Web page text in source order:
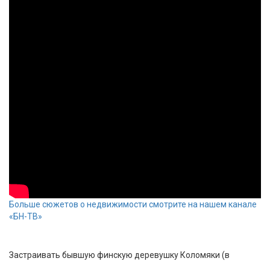
Больше сюжетов о недвижимости смотрите на нашем канале
«БН-ТВ»
Застраивать бывшую финскую деревушку Коломяки (в